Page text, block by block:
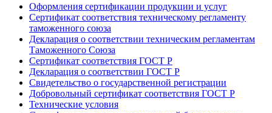
Оформления сертификации продукции и услуг
Сертификат соответствия техническому регламенту
таможенного союза
Декларация о соответствии техническим регламентам
Таможенного Союза
Сертификат соответствия ГОСТ Р
Декларация о соответствии ГОСТ Р
Свидетельство о государственной регистрации
Добровольный сертификат соответствия ГОСТ Р
Технические условия